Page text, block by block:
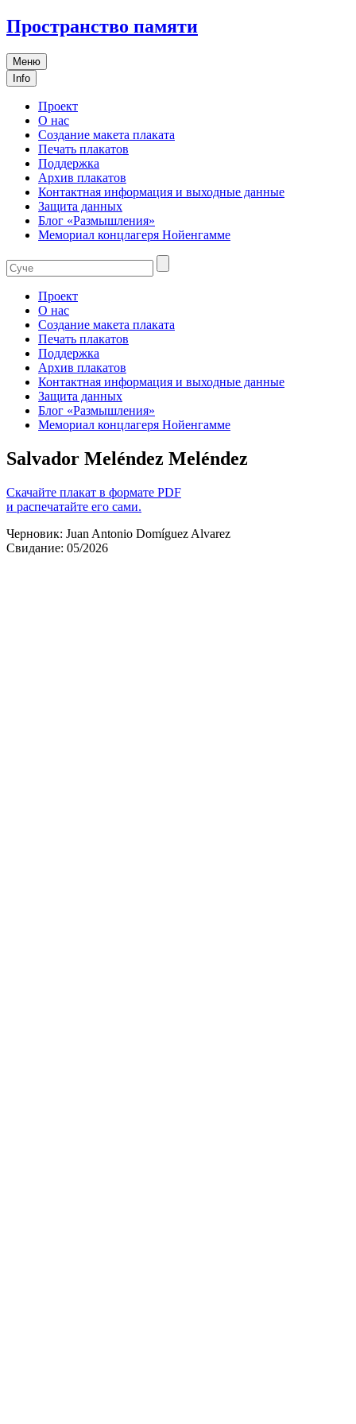
Пространство памяти
Меню
Info
Проект
О нас
Создание макета плаката
Печать плакатов
Поддержка
Архив плакатов
Контактная информация и выходные данные
Защита данных
Блог «Размышления»
Мемориал концлагеря Нойенгамме
Проект
О нас
Создание макета плаката
Печать плакатов
Поддержка
Архив плакатов
Контактная информация и выходные данные
Защита данных
Блог «Размышления»
Мемориал концлагеря Нойенгамме
Salvador Meléndez Meléndez
Скачайте плакат в формате PDF
и распечатайте его сами.
Черновик: Juan Antonio Domíguez Alvarez
Свидание: 05/2026